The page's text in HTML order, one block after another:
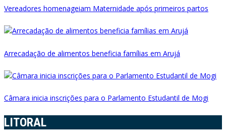
Vereadores homenageiam Maternidade após primeiros partos
Arrecadação de alimentos beneficia famílias em Arujá
Câmara inicia inscrições para o Parlamento Estudantil de Mogi
LITORAL